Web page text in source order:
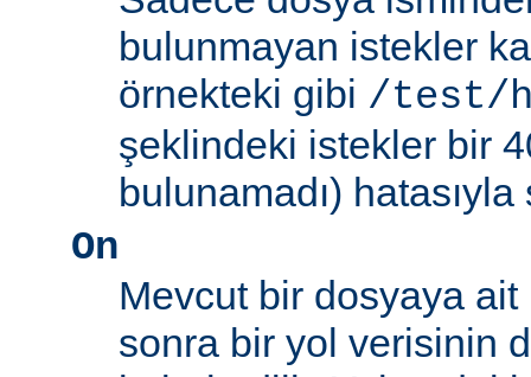
bulunmayan istekler
örnekteki gibi /test/
şeklindeki istekler bir
bulunamadı) hatasıyla
On
Mevcut bir dosyaya
sonra bir yol verisinin